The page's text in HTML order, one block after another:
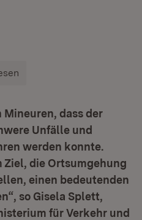
Mineuren, dass der
Unfälle und
werden konnte.
Ziel, die Ortsumgehung
einen bedeutenden
so Gisela Splett,
für Verkehr und